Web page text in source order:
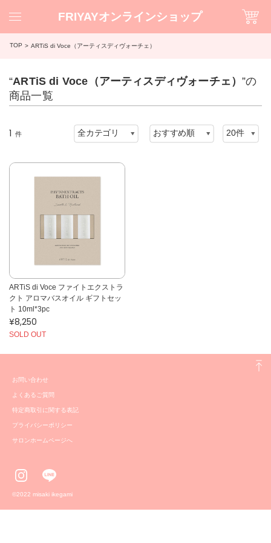
FRIYAYオンラインショップ
TOP ARTiS di Voce（アーティスディヴォーチェ）
“ARTiS di Voce（アーティスディヴォーチェ）”の
商品一覧
1 件
ARTiS di Voce ファイトエクストラ
クト アロマバスオイル ギフトセッ
ト 10ml*3pc
¥8,250
SOLD OUT
お問い合わせ
よくあるご質問
特定商取引に関する表記
プライバシーポリシー
サロンホームページへ
©️2022 misaki ikegami